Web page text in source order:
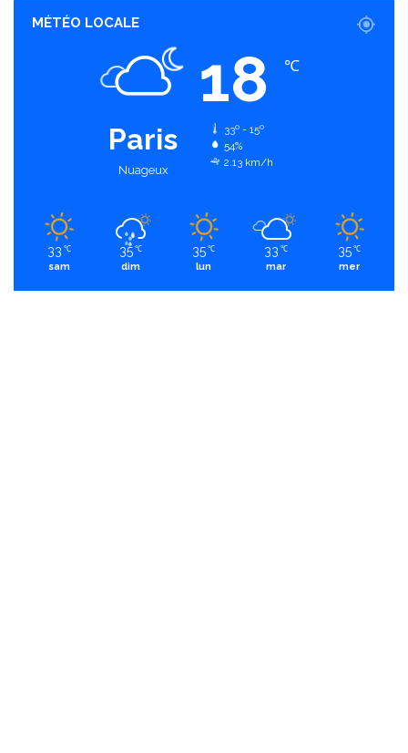
MÉTÉO LOCALE
Paris
Nuageux
18 ℃
33º - 15º
54%
2.13 km/h
33 ℃
sam
35 ℃
dim
35 ℃
lun
33 ℃
mar
35 ℃
mer